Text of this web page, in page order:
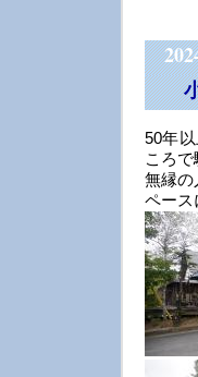
2024
小
50年
ころ
無縁の
ペース